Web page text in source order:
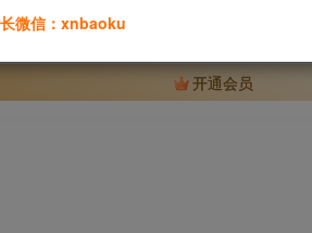
开通会员
微信：xnbaoku